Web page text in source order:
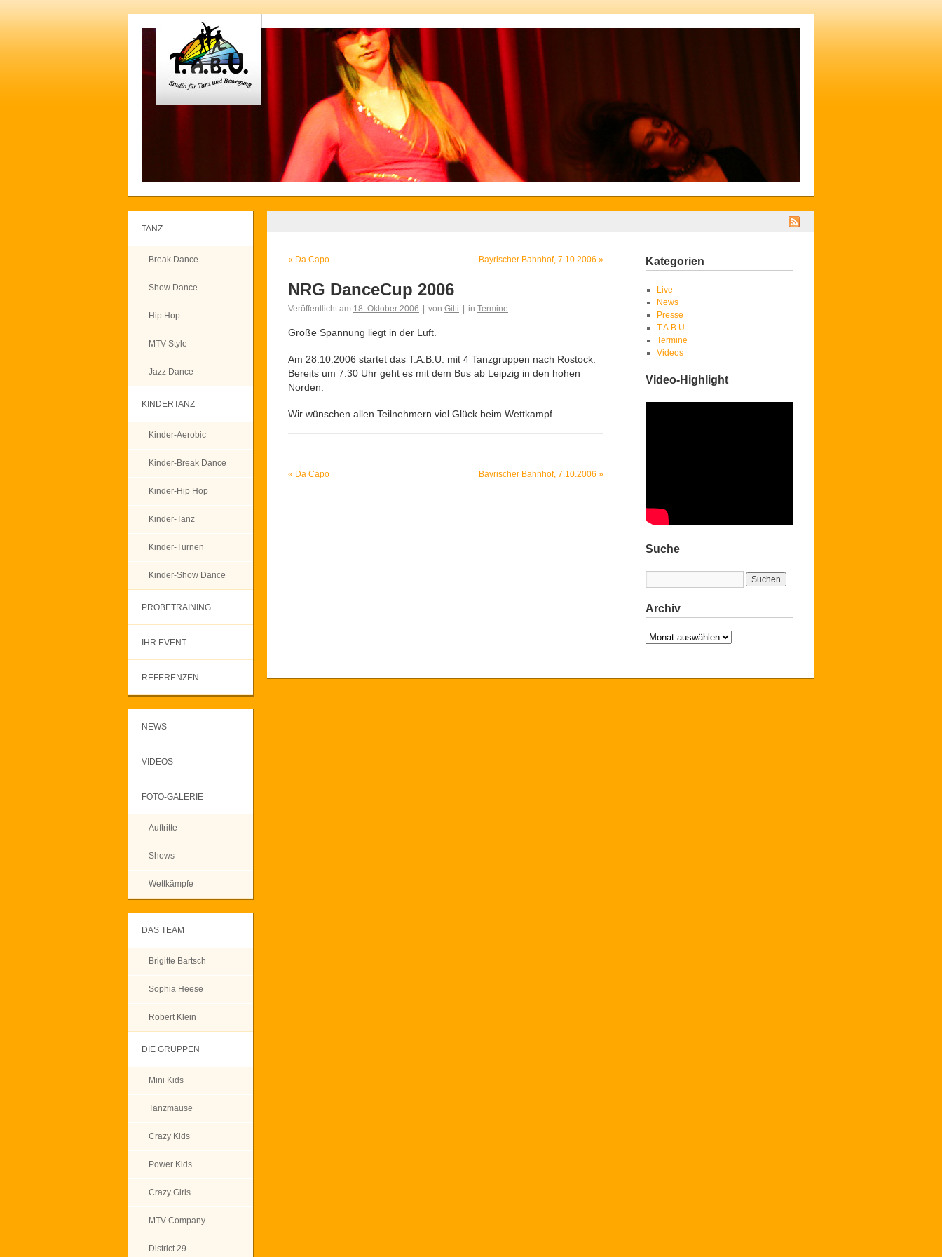
TANZ
Break Dance
Show Dance
Hip Hop
MTV-Style
Jazz Dance
KINDERTANZ
Kinder-Aerobic
Kinder-Break Dance
Kinder-Hip Hop
Kinder-Tanz
Kinder-Turnen
Kinder-Show Dance
PROBETRAINING
IHR EVENT
REFERENZEN
NEWS
VIDEOS
FOTO-GALERIE
Auftritte
Shows
Wettkämpfe
DAS TEAM
Brigitte Bartsch
Sophia Heese
Robert Klein
DIE GRUPPEN
Mini Kids
Tanzmäuse
Crazy Kids
Power Kids
Crazy Girls
MTV Company
District 29
« Da Capo Bayrischer Bahnhof, 7.10.2006 »
NRG DanceCup 2006
Veröffentlicht am 18. Oktober 2006 von Gitti in Termine
Große Spannung liegt in der Luft.
Am 28.10.2006 startet das T.A.B.U. mit 4 Tanzgruppen nach Rostock.
Bereits um 7.30 Uhr geht es mit dem Bus ab Leipzig in den hohen
Norden.
Wir wünschen allen Teilnehmern viel Glück beim Wettkampf.
« Da Capo Bayrischer Bahnhof, 7.10.2006 »
Kategorien
Live
News
Presse
T.A.B.U.
Termine
Videos
Video-Highlight
Suche
Archiv